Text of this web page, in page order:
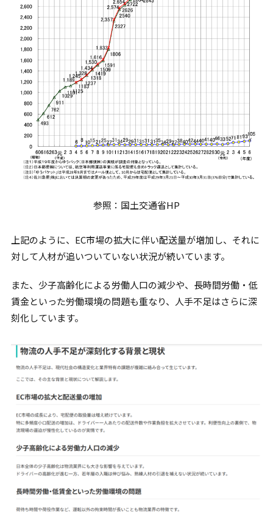
参照：国土交通省HP
上記のように、EC市場の拡大に伴い配送量が増加し、それに
対して人材が追いついていない状況が続いています。
また、少子高齢化による労働人口の減少や、長時間労働・低
賃金といった労働環境の問題も重なり、人手不足はさらに深
刻化しています。